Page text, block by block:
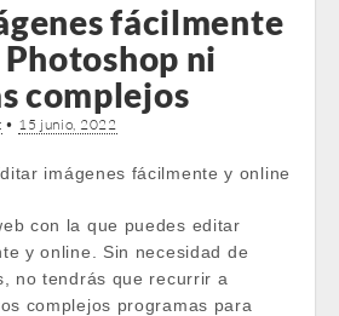
fácilmente
ni
complejos
• 15 junio, 2022
con la que puedes editar
y online. Sin necesidad de
no tendrás que recurrir a
complejos programas para